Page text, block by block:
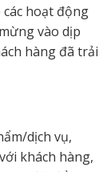
hoạt động
vào dịp
hàng đã trải
dịch vụ,
khách hàng,